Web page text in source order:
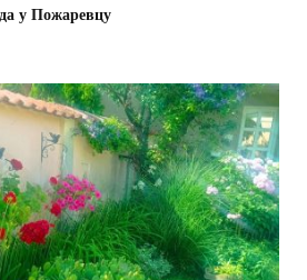
у Пожаревцу